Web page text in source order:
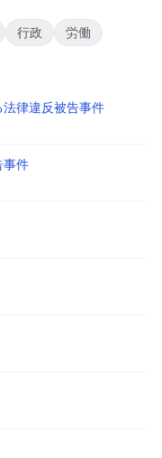
行政
労働
律違反被告事件
事件